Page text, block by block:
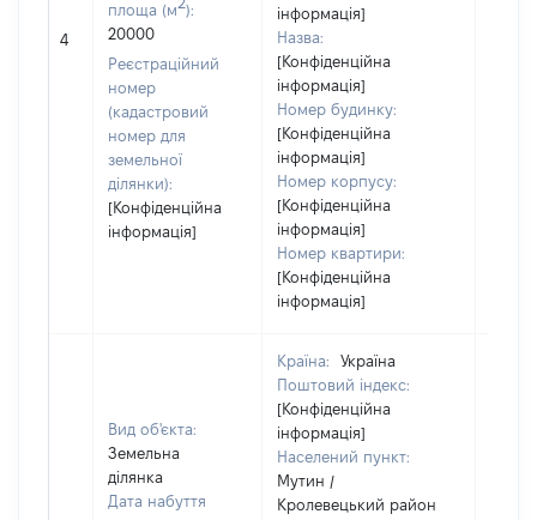
4
площа (м ):
20000
Реєстраційний
номер
(кадастровий
номер для
земельної
ділянки):
[Конфіденційна
інформація]
інформація]
Назва:
[Конфіденційна
інформація]
Номер будинку:
[Конфіденційна
інформація]
Номер корпусу:
[Конфіденційна
інформація]
Номер квартири:
[Конфіденційна
інформація]
Вид об'єкта:
Земельна
ділянка
Дата набуття
Країна:
Україна
Поштовий індекс:
[Конфіденційна
інформація]
Населений пункт:
Мутин /
Кролевецький район